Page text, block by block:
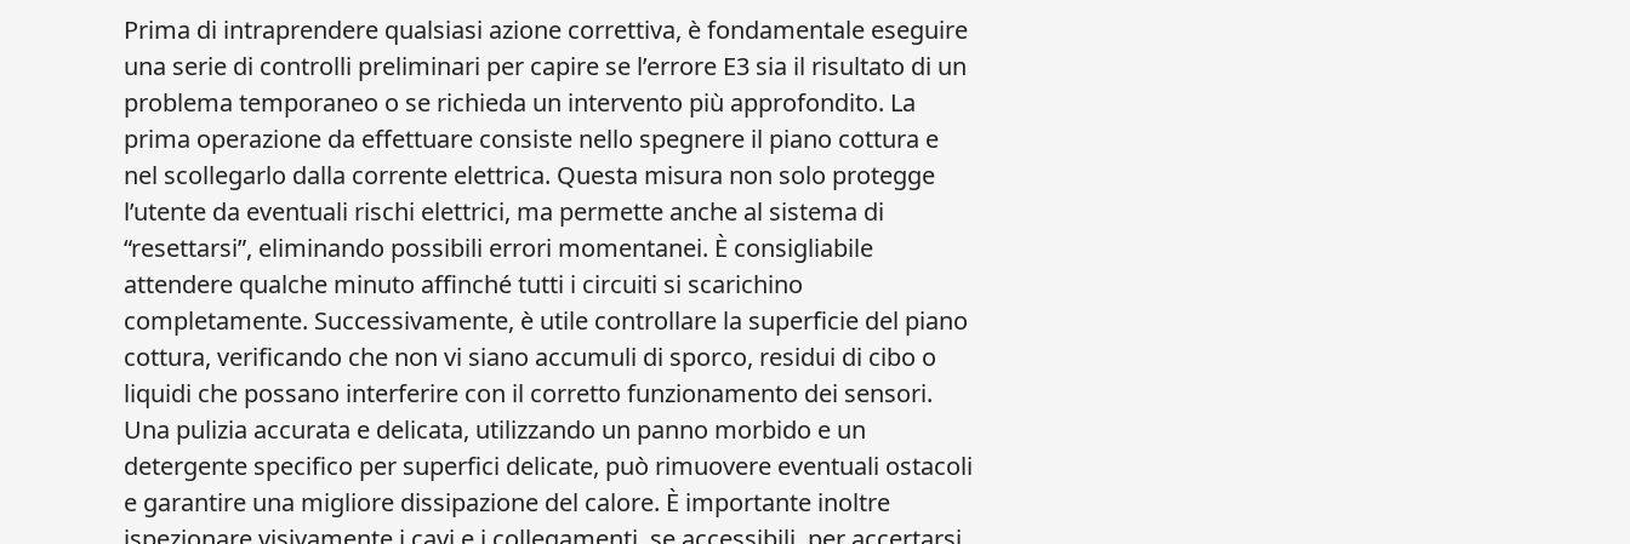
Prima di intraprendere qualsiasi azione correttiva, è fondamentale eseguire
una serie di controlli preliminari per capire se l’errore E3 sia il risultato di un
problema temporaneo o se richieda un intervento più approfondito. La
prima operazione da effettuare consiste nello spegnere il piano cottura e
nel scollegarlo dalla corrente elettrica. Questa misura non solo protegge
l’utente da eventuali rischi elettrici, ma permette anche al sistema di
“resettarsi”, eliminando possibili errori momentanei. È consigliabile
attendere qualche minuto affinché tutti i circuiti si scarichino
completamente. Successivamente, è utile controllare la superficie del piano
cottura, verificando che non vi siano accumuli di sporco, residui di cibo o
liquidi che possano interferire con il corretto funzionamento dei sensori.
Una pulizia accurata e delicata, utilizzando un panno morbido e un
detergente specifico per superfici delicate, può rimuovere eventuali ostacoli
e garantire una migliore dissipazione del calore. È importante inoltre